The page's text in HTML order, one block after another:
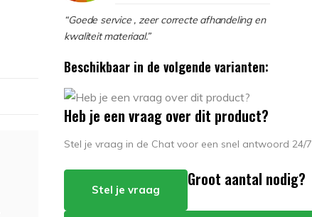
“Goede service , zeer correcte afhandeling en
kwaliteit materiaal.”
Beschikbaar in de volgende varianten:
Heb je een vraag over dit product?
Stel je vraag in de Chat voor een snel antwoord 24/7
Stel je vraag
Groot aantal nodig?